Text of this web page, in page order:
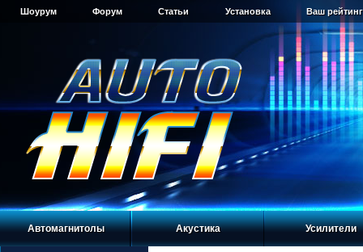
Шоурум Форум Статьи Установка Ваш
Автомагнитолы Акустика Усилители